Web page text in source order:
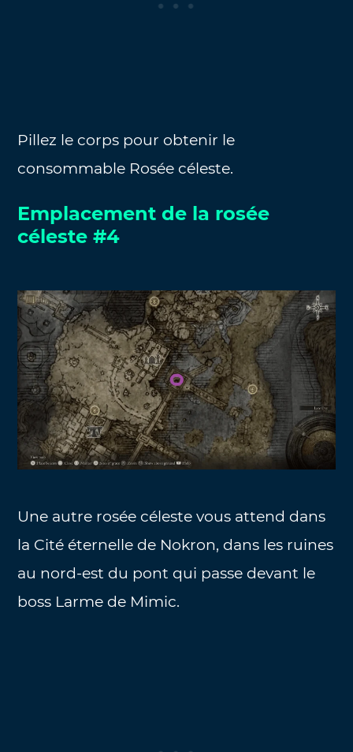
Pillez le corps pour obtenir le
consommable Rosée céleste.
Emplacement de la rosée
céleste #4
Une autre rosée céleste vous attend dans
la Cité éternelle de Nokron, dans les ruines
au nord-est du pont qui passe devant le
boss Larme de Mimic.